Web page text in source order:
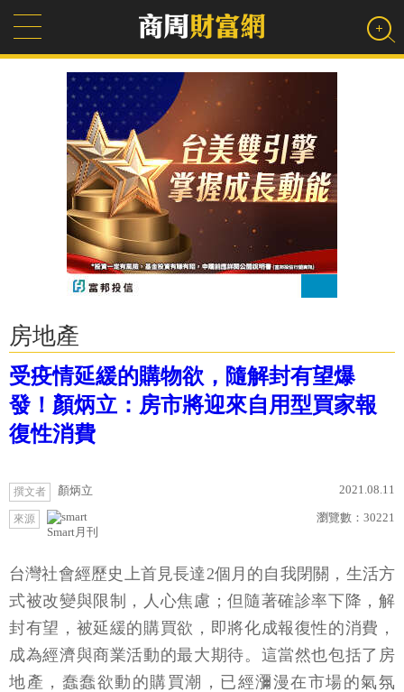
房地產
受疫情延緩的購物欲，隨解封有望爆
發！顏炳立：房市將迎來自用型買家報
復性消費
撰文者 顏炳立 2021.08.11
來源
Smart月刊
瀏覽數： 30221
台灣社會經歷史上首見長達2個月的自我閉關，生活方
式被改變與限制，人心焦慮；但隨著確診率下降，解
封有望，被延緩的購買欲，即將化成報復性的消費，
成為經濟與商業活動的最大期待。這當然也包括了房
地產，蠢蠢欲動的購買潮，已經瀰漫在市場的氣氛